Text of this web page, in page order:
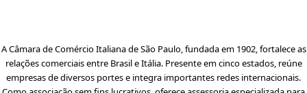
A Câmara de Comércio Italiana de São Paulo, fundada em 1902, fortalece as
relações comerciais entre Brasil e Itália. Presente em cinco estados, reúne
empresas de diversos portes e integra importantes redes internacionais.